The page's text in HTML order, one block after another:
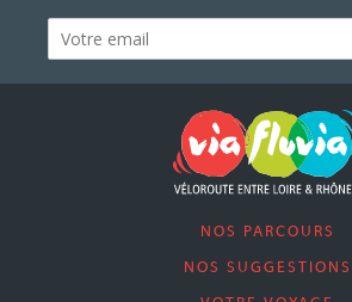
NOS PARCOURS
NOS SUGGESTIONS